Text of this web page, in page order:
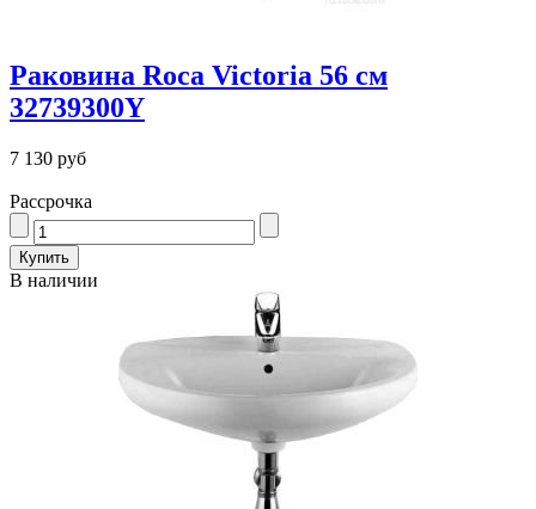
Раковина Roca Victoria 56 см
32739300Y
7 130 руб
Рассрочка
В наличии